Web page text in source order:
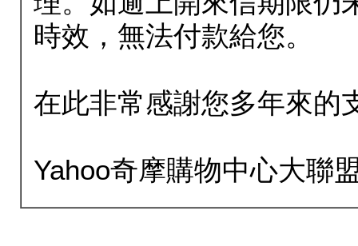
時效，無法付款給您。
在此非常感謝您多年來的
Yahoo奇摩購物中心大